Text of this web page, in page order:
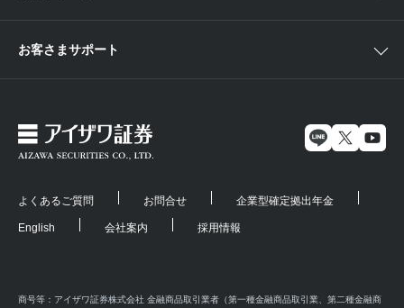
お客さまサポート
よくあるご質問 お問合せ 企業型確定拠出年金
English 会社案内 採用情報
商号等：アイザワ証券株式会社 金融商品取引業者（第一種金融商品取引業、第二種金融商